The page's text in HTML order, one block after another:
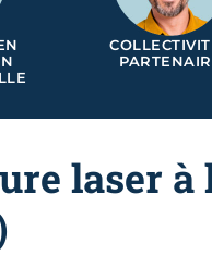
laser à